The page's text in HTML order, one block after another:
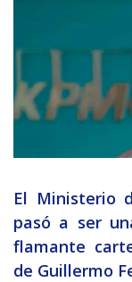
El Ministerio
pasó a ser
flamante
de Guillermo